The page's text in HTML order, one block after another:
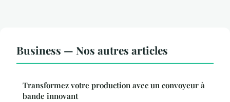
Business — Nos autres articles
Transformez votre production avec un convoyeur à
bande innovant